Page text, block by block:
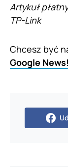
Artykuł
TP-Link
Chcesz być
Google News!